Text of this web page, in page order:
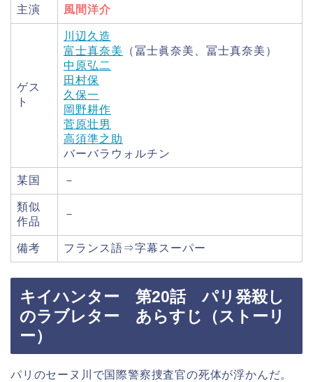
主演 風間洋介
ゲス
ト
川辺久造
富士真奈美
（冨士眞奈美、冨士真奈美）
中原弘二
田村保
久保一
岡野耕作
菅原壮男
高須準之助
バーバラウォルチン
某国 －
類似
作品
－
備考 フランス語⇒字幕スーパー
キイハンター 第20話 パリ発殺し
のラブレター あらすじ（ストーリ
ー）
パリのセーヌ川で国際警察捜査官の死体が浮かんだ。